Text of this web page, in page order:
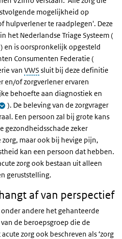
mogelijkheid op
hulpverlener te raadplegen'. Deze
het Nederlandse Triage Systeem (
) en is oorspronkelijk opgesteld
Consumenten Federatie (
van VWS sluit bij deze definitie
en/of zorgverlener ervaren
behoefte aan diagnostiek en
). De beleving van de zorgvrager
Een persoon zal bij grote kans
gezondheidsschade zeker
maar ook bij hevige pijn,
kan een persoon dat hebben.
zorg ook bestaan uit alleen
geruststelling.
af van perspectief
andere het gehanteerde
de beroepsgroep die de
zorg ook beschreven als ‘zorg